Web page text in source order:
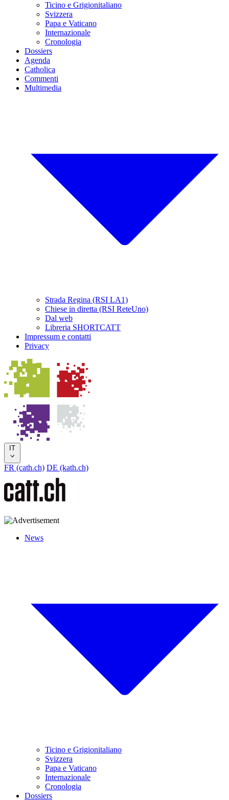
Ticino e Grigionitaliano
Svizzera
Papa e Vaticano
Internazionale
Cronologia
Dossiers
Agenda
Catholica
Commenti
Multimedia
Strada Regina (RSI LA1)
Chiese in diretta (RSI ReteUno)
Dal web
Libreria SHORTCATT
Impressum e contatti
Privacy
IT
FR (cath.ch) DE (kath.ch)
News
Ticino e Grigionitaliano
Svizzera
Papa e Vaticano
Internazionale
Cronologia
Dossiers